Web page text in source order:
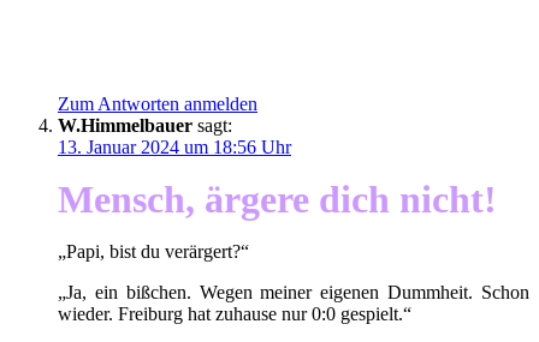
Zum Antworten anmelden
W.Himmelbauer sagt:
13. Januar 2024 um 18:56 Uhr
Mensch, ärgere dich nicht!
„Papi, bist du verärgert?“
„Ja, ein bißchen. Wegen meiner eigenen Dummheit. Schon
wieder. Freiburg hat zuhause nur 0:0 gespielt.“